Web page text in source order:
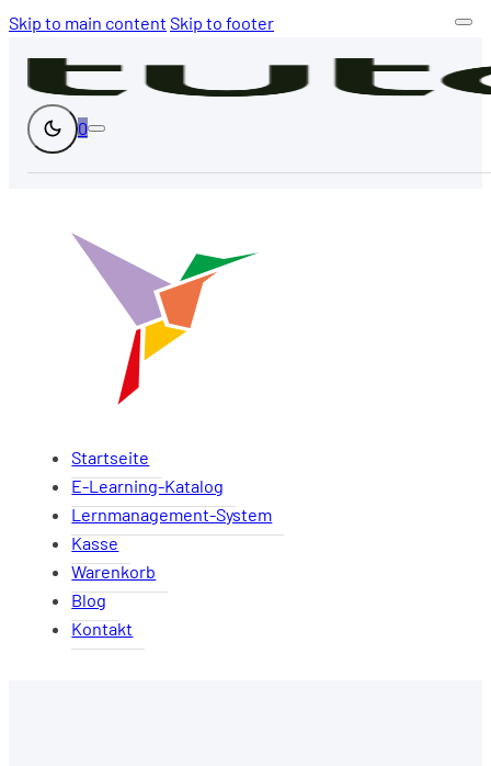
Skip to main content Skip to footer
0
Startseite
E-Learning-Katalog
Lernmanagement-System
Kasse
Warenkorb
Blog
Kontakt